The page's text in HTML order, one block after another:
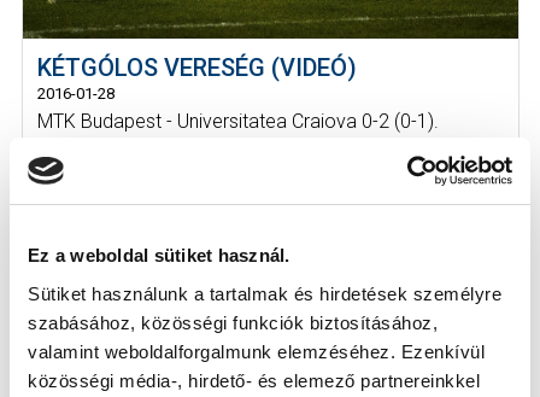
Ez a weboldal sütiket használ.
Sütiket használunk a tartalmak és hirdetések személyre
szabásához, közösségi funkciók biztosításához,
valamint weboldalforgalmunk elemzéséhez. Ezenkívül
közösségi média-, hirdető- és elemező partnereinkkel
KÉTGÓLOS VERESÉG (VIDEÓ)
2016-01-28
MTK Budapest - Universitatea Craiova 0-2 (0-1).